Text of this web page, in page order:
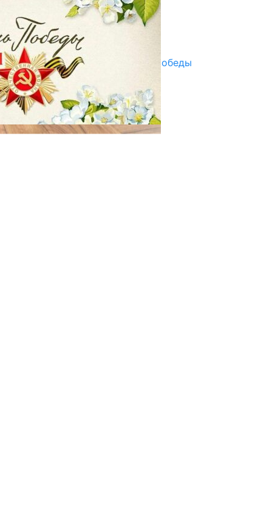
07.08.2025
Улуу Жеңиштин жандуу сөзү
29.04.2025
Награды в преддверии Дня Победы
29.04.2025